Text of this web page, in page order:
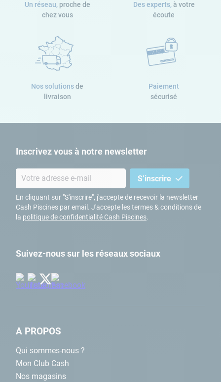
Un réseau, proche de
chez vous
Des experts, à votre
écoute
Nos solutionsde
livraison
Paiement
sécurisé
Inscrivez vous à notre newsletter
S’inscrire
En cliquant sur "S'inscrire", j'accepte de recevoir la newsletter
Cash Piscines par email. J'accepte les termes & conditions de
la politique de confidentialité Cash Piscines.
Suivez-nous sur les réseaux sociaux
A PROPOS
Qui sommes-nous ?
Mon Club Cash
Nos magasins